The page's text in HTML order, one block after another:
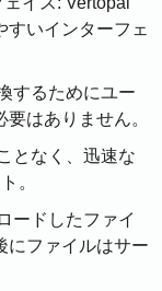
すいインターフェ
するためにユー
はありません。
となく、迅速な
。
ードしたファイ
にファイルはサー